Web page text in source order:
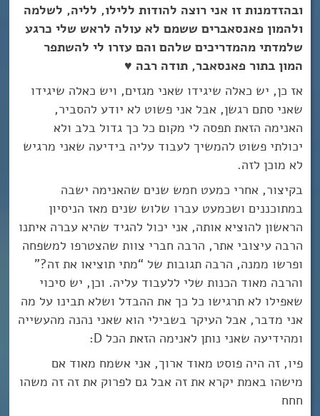
ובהזדמנות זו אני רוצה להודות ללילו, לליה, לשלמה
ולהמון פאנסאברים ששמם לא עולה לראש שלי כרגע
שלמדתי מהמדריכים שלהם והם עזרו לי להשתפר
המון בתור פאנסאבר, תודה רבה ♥
אז כן, יש כאלה שיגידו שאני מגזים, ויש כאלה שיגידו
שאני סתם רגשן, אבל אני פשוט לא יודע להסביר,
האנימה הזאת תפסה לי מקום כל כך גדול בלב ולא
יכולתי פשוט להמשיך לעבוד עליה בידיעה שאני מרגיש
לא מוכן לזה.
בקיצור, אחרי כמעט חמש שנים שהאנימה ישבה
במתוכננים ושכמעט עברו שלוש שנים מאז הניסיון
הראשון להוציא אותה, אני יכול להגיד שהיא עברה איתנו
הרבה עיצובי אתר, הרבה חברי צוות שהצטרפו למשפחה
ופרשו ממנה, הרבה תגובות של “מתי תוציאו את זה?”
והרבה מאוד הכנות שלי ללעבוד עליה. וכן, יש סיכוי
שאפילו לא תרגישו כל כך את ההבדל ושלא תבינו על מה
אני מדבר, אבל העיקר בשבילי הוא שאני נהנה מהעשייה
ומהידיעה שאני נותן לאנימה הזאת הכל D:
פיו, זה היה פוסט מאוד ארוך, אני אשמח מאוד אם
מישהו באמת יקרא את זה אבל גם לפרוק את זה זה משהו
חחח